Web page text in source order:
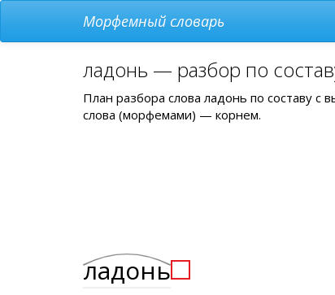
Морфемный словарь
ладонь — разбор по
План разбора слова ладонь по составу
слова (морфемами) — корнем.
ладонь